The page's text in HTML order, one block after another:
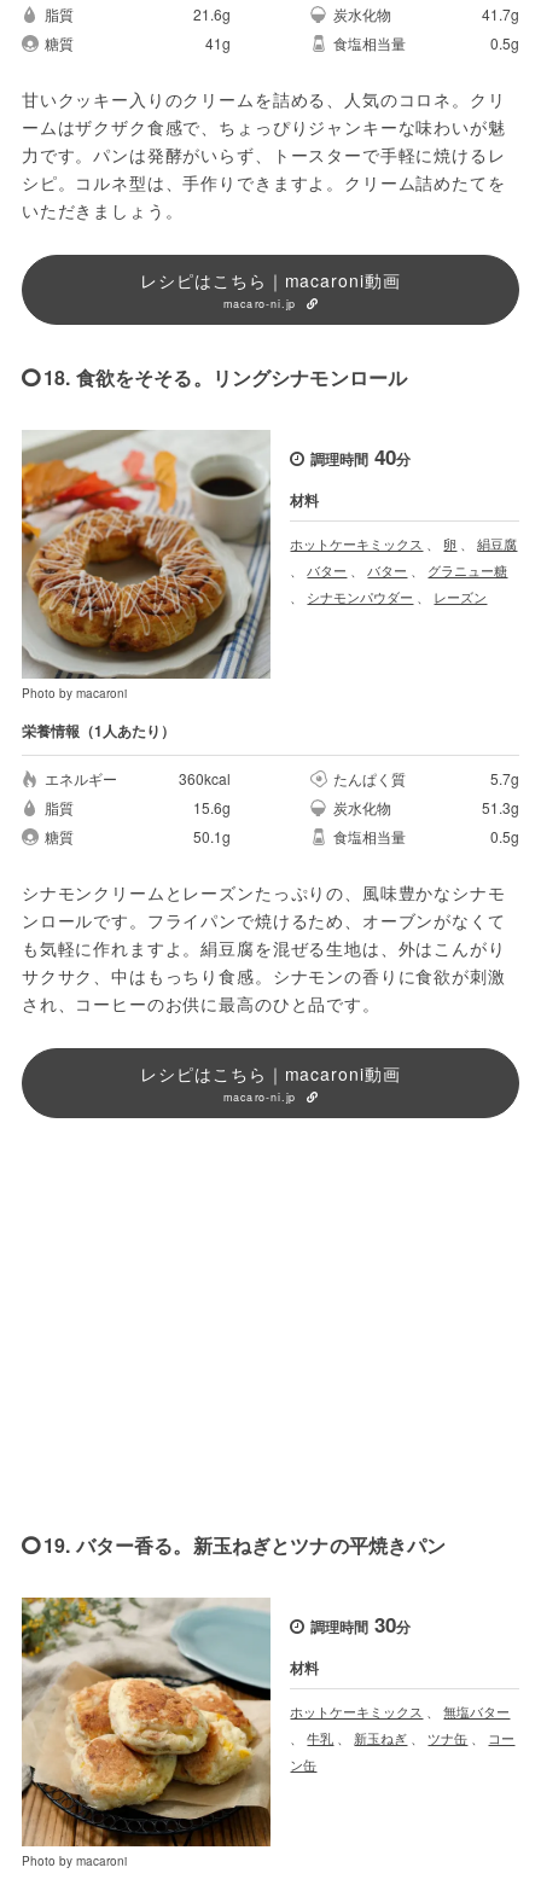
脂質 21.6g 炭水化物
41.7g
糖質
41g 食塩相当量 0.5g
甘いクッキー入りのクリームを詰める、人気のコロネ。クリ
ームはザクザク食感で、ちょっぴりジャンキーな味わいが魅
力です。パンは発酵がいらず、トースターで手軽に焼けるレ
シピ。コルネ型は、手作りできますよ。クリーム詰めたてを
いただきましょう。
レシピはこちら｜macaroni動画
macaro-ni.jp
18. 食欲をそそる。リングシナモンロール
Photo by macaroni
調理時間 40分
材料
ホットケーキミックス 卵 、絹豆腐
バター バター
グラニュー糖
シナモンパウダー レーズン
栄養情報（1人あたり）
エネルギー 360kcal たんぱく質
5.7g
脂質
15.6g 炭水化物
51.3g
糖質
50.1g 食塩相当量 0.5g
シナモンクリームとレーズンたっぷりの、風味豊かなシナモ
ンロールです。フライパンで焼けるため、オーブンがなくて
も気軽に作れますよ。絹豆腐を混ぜる生地は、外はこんがり
サクサク、中はもっちり食感。シナモンの香りに食欲が刺激
され、コーヒーのお供に最高のひと品です。
レシピはこちら｜macaroni動画
macaro-ni.jp
19. バター香る。新玉ねぎとツナの平焼きパン
Photo by macaroni
調理時間 30分
材料
ホットケーキミックス 、無塩バター
、牛乳 新玉ねぎ ツナ缶
コー
ン缶